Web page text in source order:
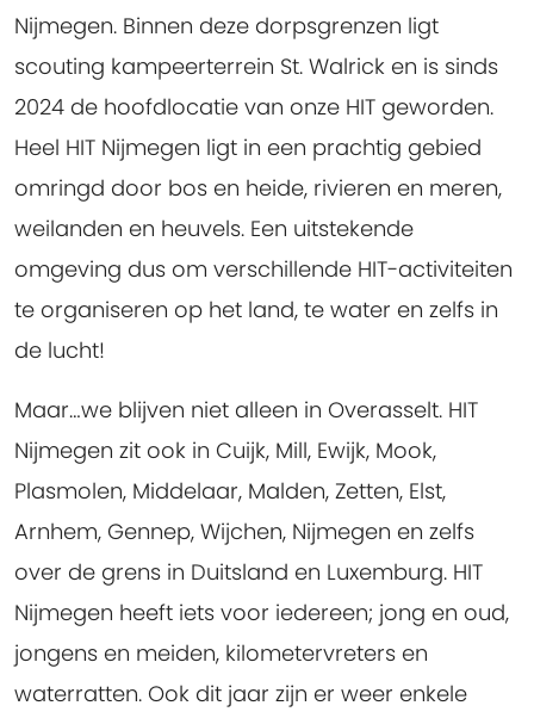
Nijmegen. Binnen deze dorpsgrenzen ligt
scouting kampeerterrein St. Walrick en is sinds
2024 de hoofdlocatie van onze HIT geworden.
Heel HIT Nijmegen ligt in een prachtig gebied
omringd door bos en heide, rivieren en meren,
weilanden en heuvels. Een uitstekende
omgeving dus om verschillende HIT-activiteiten
te organiseren op het land, te water en zelfs in
de lucht!
Maar…we blijven niet alleen in Overasselt. HIT
Nijmegen zit ook in Cuijk, Mill, Ewijk, Mook,
Plasmolen, Middelaar, Malden, Zetten, Elst,
Arnhem, Gennep, Wijchen, Nijmegen en zelfs
over de grens in Duitsland en Luxemburg. HIT
Nijmegen heeft iets voor iedereen; jong en oud,
jongens en meiden, kilometervreters en
waterratten. Ook dit jaar zijn er weer enkele